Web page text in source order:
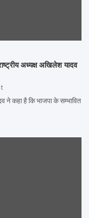
अध्यक्ष अखिलेश यादव
ने कहा है कि भाजपा के सम्भावित